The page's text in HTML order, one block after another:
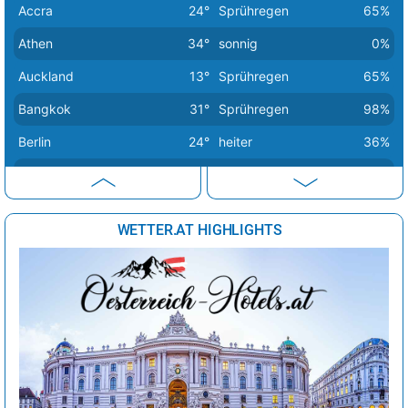
Madrid 37° sonnig 1%
Minsk 27° leichter Regen 58%
Moskau 28° sonnig 9%
Nikosia 32° sonnig 2%
Oslo 19° heiter 37%
37° sonnig
25°
Sprühregen
22°
Rom 34° sonnig 1%
Sarajevo 38° sonnig 8%
Accra 24° Sprühregen 65%
Athen 34° sonnig 0%
Auckland 13° Sprühregen 65%
Bangkok 31° Sprühregen 98%
Berlin 24° heiter 36%
10° sonnig
Sprühregen
41° sonnig
Havanna 30° Sprühregen 36%
Istanbul 32° sonnig 2%
Johannesburg 19° sonnig 0%
WETTER.AT HIGHLIGHTS